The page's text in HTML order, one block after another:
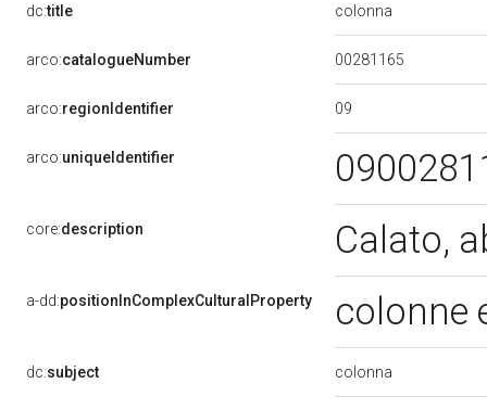
dc:title colonna
arco:catalogueNumber 00281165
arco:regionIdentifier 09
arco:uniqueIdentifier
core:description Calato,
a-dd:positionInComplexCulturalProperty colonne
dc:subject colonna